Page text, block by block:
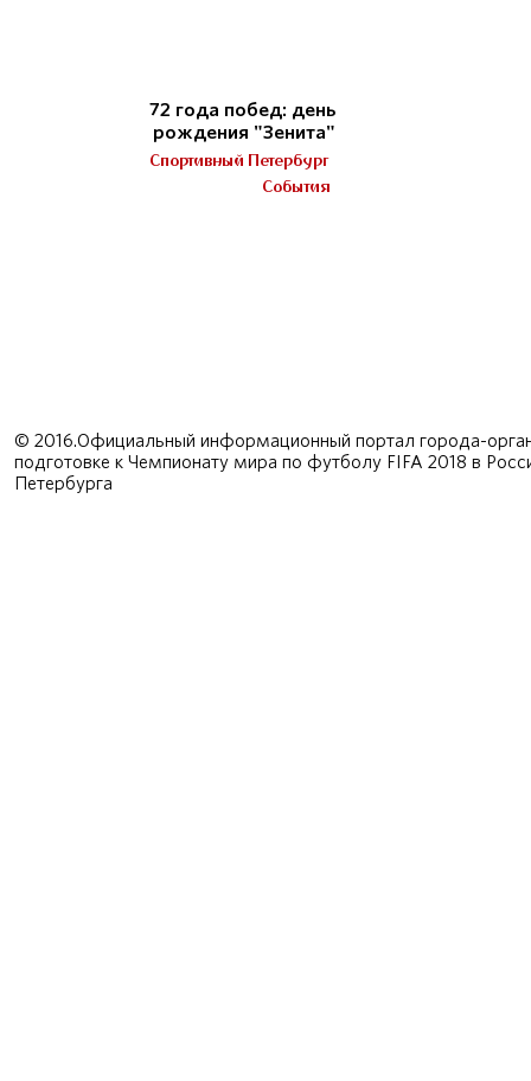
72 года побед: день
рождения "Зенита"
Спортивный Петербург
События
© 2016.Официальный информационный портал города-
подготовке к Чемпионату мира по футболу FIFA 2018 в
Петербурга